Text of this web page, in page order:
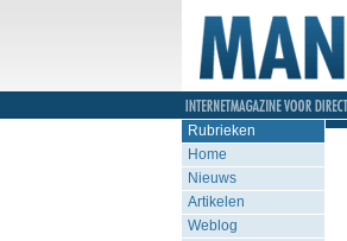
Rubrieken
Home
Nieuws
Artikelen
Weblog